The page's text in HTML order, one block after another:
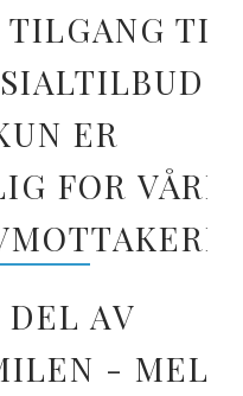
TIL
ER
FOR VÅRE
AV
- MELD